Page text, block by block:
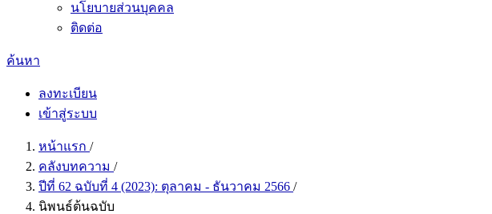
นโยบายส่วนบุคคล
ติดต่อ
ค้นหา
ลงทะเบียน
เข้าสู่ระบบ
หน้าแรก /
คลังบทความ /
ปีที่ 62 ฉบับที่ 4 (2023): ตุลาคม - ธันวาคม 2566 /
นิพนธ์ต้นฉบับ